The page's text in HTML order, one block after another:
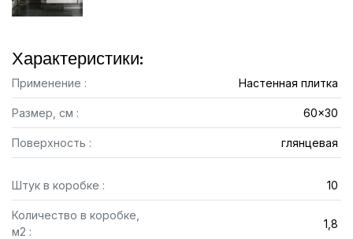
Характеристики:
Применение : Настенная плитка
Размер, см : 60x30
Поверхность : глянцевая
Штук в коробке : 10
Количество в коробке,
м2 :
1,8